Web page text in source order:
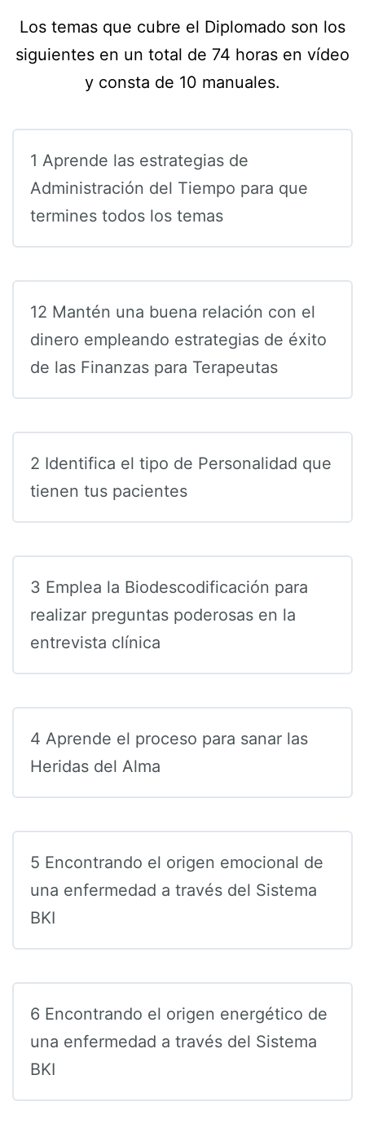
Los temas que cubre el Diplomado son los
siguientes en un total de 74 horas en vídeo
y consta de 10 manuales.
1 Aprende las estrategias de
Administración del Tiempo para que
termines todos los temas
12 Mantén una buena relación con el
dinero empleando estrategias de éxito
de las Finanzas para Terapeutas
2 Identifica el tipo de Personalidad que
tienen tus pacientes
3 Emplea la Biodescodificación para
realizar preguntas poderosas en la
entrevista clínica
4 Aprende el proceso para sanar las
Heridas del Alma
5 Encontrando el origen emocional de
una enfermedad a través del Sistema
BKI
6 Encontrando el origen energético de
una enfermedad a través del Sistema
BKI